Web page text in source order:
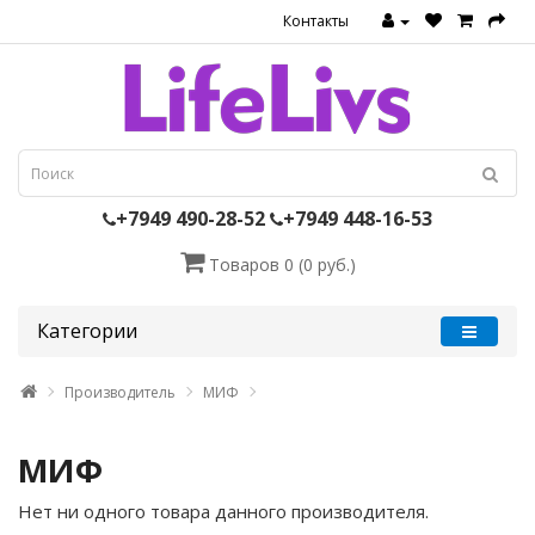
Контакты
+7949 490-28-52 +7949 448-16-53
Товаров 0 (0 руб.)
Категории
Производитель МИФ
МИФ
Нет ни одного товара данного производителя.